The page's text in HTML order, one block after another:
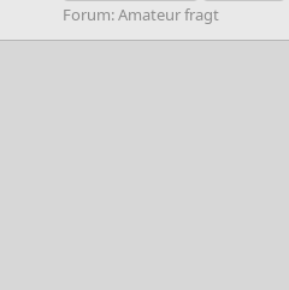
Forum:Amateur fragt